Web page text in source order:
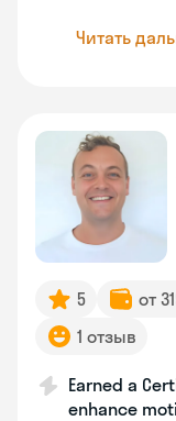
Читать
5 от
1 отзыв
Earned a
enhance